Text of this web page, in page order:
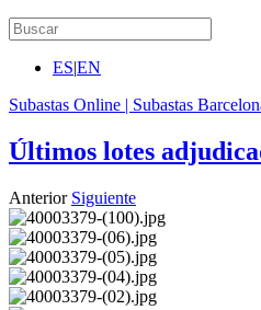
ES|EN
Subastas Online | Subastas
Últimos lotes
Anterior Siguiente